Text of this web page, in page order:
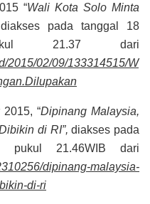
“Wali Kota Solo Minta
pada tanggal 18
21.37 dari
2015/02/09/133314515/W
2015, “Dipinang Malaysia,
di RI”,diakses pada
pukul 21.46WIB dari
dipinang-malaysia-
di-ri